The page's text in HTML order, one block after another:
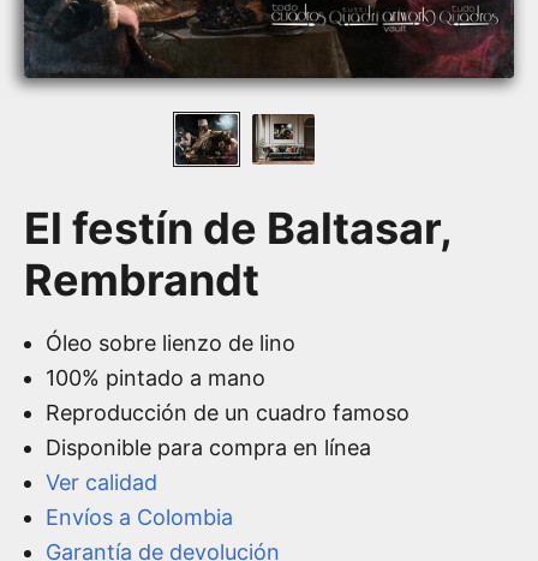
El festín de Baltasar,
Rembrandt
Óleo sobre lienzo de lino
100% pintado a mano
Reproducción de un cuadro famoso
Disponible para compra en línea
Ver calidad
Envíos a Colombia
Garantía de devolución